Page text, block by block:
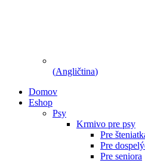
(Angličtina)
Domov
Eshop
Psy
Krmivo pre psy
Pre
Pre
Pre seniora